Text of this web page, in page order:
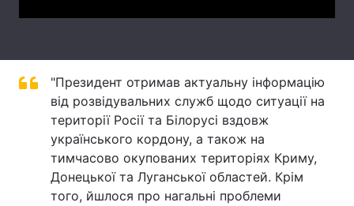
"Президент отримав актуальну інформацію
від розвідувальних служб щодо ситуації на
території Росії та Білорусі вздовж
українського кордону, а також на
тимчасово окупованих територіях Криму,
Донецької та Луганської областей. Крім
того, йшлося про нагальні проблеми